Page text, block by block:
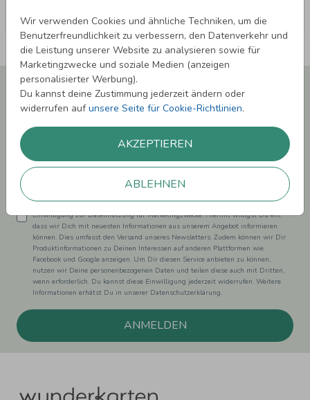
Wir verwenden Cookies und ähnliche Techniken, um die
Benutzerfreundlichkeit zu verbessern, den Datenverkehr und
die Leistung unserer Website zu analysieren sowie für
Marketingzwecke und soziale Medien (anzeigen
personalisierter Werbung).
Du kannst deine Zustimmung jederzeit ändern oder
widerrufen aufunsere Seite für Cookie-Richtlinien.
AKZEPTIEREN
ABLEHNEN
Newsletter abonnieren und 5,00 € Rabatt**
sichern!
Laufenden.
Einwilligung zur Datennutzung für Marketingzwecke: Hiermit willigst Du ein,
dass wir Dich mit neuesten Informationen aus unserem Angebot informieren
können. Dies umfasst den Versand unseres Newsletters. Zudem können wir Dir
Produktinformationen zu Deinen Interessen auf anderen Plattformen wie
Facebook und Google anzeigen. Um Dir diesen Service anbieten zu können,
nutzen wir Deine personenbezogenen Daten und teilen diese auch mit Dritten,
wenn erforderlich. Du kannst diese Einwilligung jederzeit widerrufen. Weitere
Informationen erhätst Du in unserer Datenschutzerklärung.
ANMELDEN